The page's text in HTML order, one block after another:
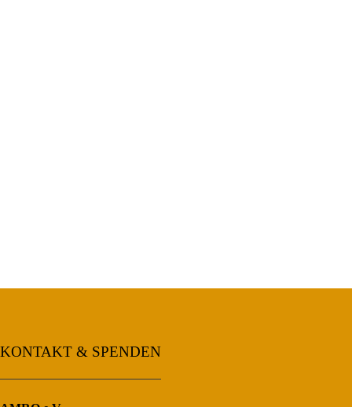
KONTAKT & SPENDEN